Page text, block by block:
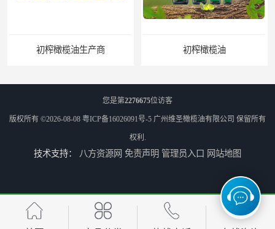
初榨橄榄油
橄榄油生产厂家 橄榄油厂家
您是第2276675位访客
版权所有 ©2026-08-08 粤ICP备16026091号-5 广州维圣橄榄油有限公司 保留所有
权利.
技术支持： 八方资源网 免责声明 管理员入口 网站地图